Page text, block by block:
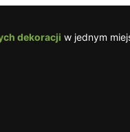
dekoracji w jednym